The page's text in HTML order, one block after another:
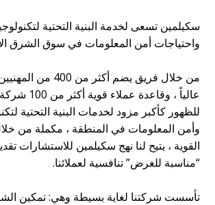
سكيلمين تسعى لخدمة البنية التحتية
واحتياجات أمن المعلومات في سوق الشرق
من خلال فريق يضم أكثر
عالياً ،
للظهور كأكبر مزود لخدمات البنية التحتية
القوية ، يتيح لنا نهج سكيلمين للاستشارات
“مناسبة للغرض” تنافسية لعملائنا.
تأسست شركتنا لغاية بسيطة وهي: تمكين